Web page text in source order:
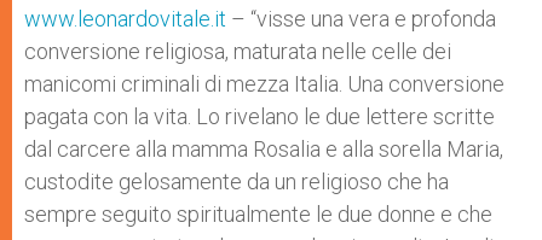
www.leonardovitale.it – “visse una vera e profonda
conversione religiosa, maturata nelle celle dei
manicomi criminali di mezza Italia. Una conversione
pagata con la vita. Lo rivelano le due lettere scritte
dal carcere alla mamma Rosalia e alla sorella Maria,
custodite gelosamente da un religioso che ha
sempre seguito spiritualmente le due donne e che